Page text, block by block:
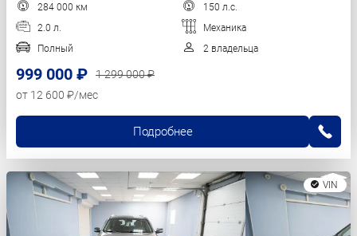
284 000 км
150 л.с.
2.0 л.
Механика
Полный
2 владельца
999 000 ₽
1 299 000 ₽
от 12 600 ₽/мес
Подробнее
VIN